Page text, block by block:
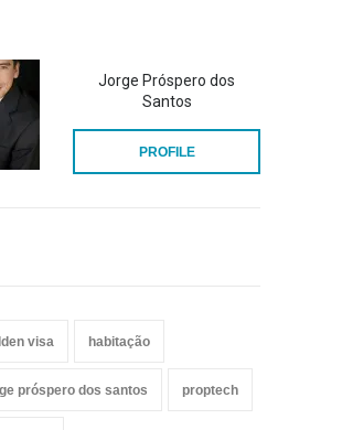
Jorge Próspero dos
Santos
PROFILE
visa habitação
próspero dos santos proptech